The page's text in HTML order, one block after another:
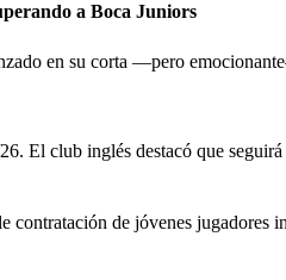
a Boca Juniors
en su corta —pero
El club inglés destacó que seguirá
contratación de jóvenes jugadores